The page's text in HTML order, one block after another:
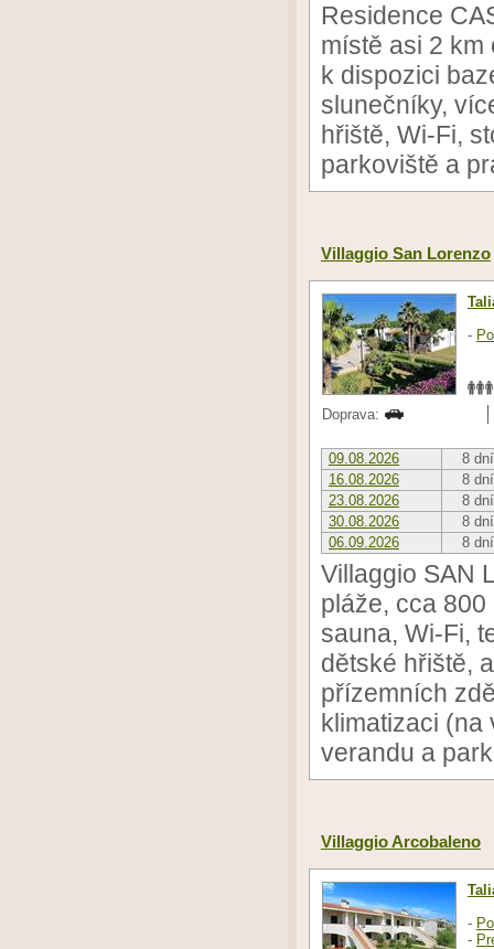
Residence
místě asi 2 km
k dispozici
slunečníky,
hřiště, Wi-Fi,
parkoviště a
Villaggio San Lorenzo
-
Doprava:
09.08.2026
8 dní
16.08.2026
8 dní
23.08.2026
8 dní
30.08.2026
8 dní
06.09.2026
8 dní
Villaggio SAN
pláže, cca
sauna, Wi-Fi,
dětské hřiště,
přízemních
klimatizaci (na
verandu a
Villaggio Arcobaleno
-
-